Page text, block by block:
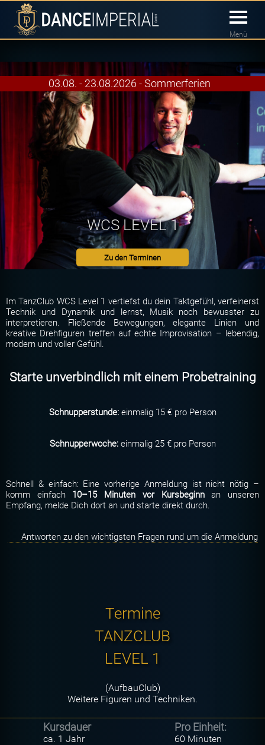
Menü
03.08. - 23.08.2026 - Sommerferien
WCS LEVEL 1
Zu den Terminen
Im TanzClub WCS Level 1 vertiefst du dein Taktgefühl, verfeinerst
Technik und Dynamik und lernst, Musik noch bewusster zu
interpretieren. Fließende Bewegungen, elegante Linien und
kreative Drehfiguren treffen auf echte Improvisation – lebendig,
modern und voller Gefühl.
Starte unverbindlich mit einem Probetraining
Schnupperstunde:einmalig 15 € pro Person
Schnupperwoche:einmalig 25 € pro Person
Schnell & einfach: Eine vorherige Anmeldung ist nicht nötig –
komm einfach 10–15 Minuten vor Kursbeginnan unseren
Empfang, melde Dich dort an und starte direkt durch.
Antworten zu den wichtigsten Fragen rund um die Anmeldung
Termine
TANZCLUB
LEVEL 1
(AufbauClub)
Weitere Figuren und Techniken.
Kursdauer
ca. 1 Jahr
Pro Einheit:
60 Minuten